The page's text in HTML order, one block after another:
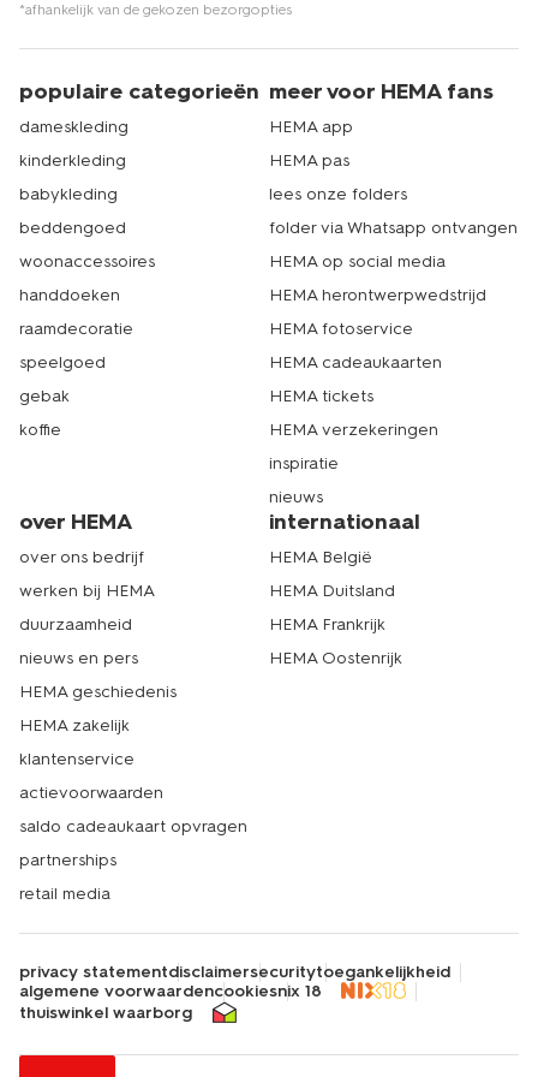
*afhankelijk van de gekozen bezorgopties
populaire categorieën
dameskleding
kinderkleding
babykleding
beddengoed
woonaccessoires
handdoeken
raamdecoratie
speelgoed
gebak
koffie
meer voor HEMA fans
HEMA app
HEMA pas
lees onze folders
folder via Whatsapp ontvangen
HEMA op social media
HEMA herontwerpwedstrijd
HEMA fotoservice
HEMA cadeaukaarten
HEMA tickets
HEMA verzekeringen
inspiratie
nieuws
over HEMA
over ons bedrijf
werken bij HEMA
duurzaamheid
nieuws en pers
HEMA geschiedenis
HEMA zakelijk
klantenservice
actievoorwaarden
saldo cadeaukaart opvragen
partnerships
retail media
internationaal
HEMA België
HEMA Duitsland
HEMA Frankrijk
HEMA Oostenrijk
privacy statementdisclaimersecuritytoegankelijkheid
algemene voorwaardencookiesnix 18
thuiswinkel waarborg